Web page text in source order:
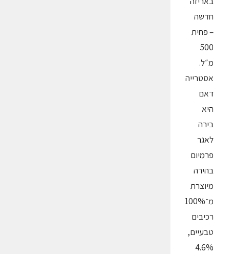
חדשה
– פחית
500
מ״ל.
אסטרייה
דאם
היא
בירה
לאגר
פרמיום
בהירה
מיוצרת
מ־100%
רכיבים
טבעיים,
4.6%